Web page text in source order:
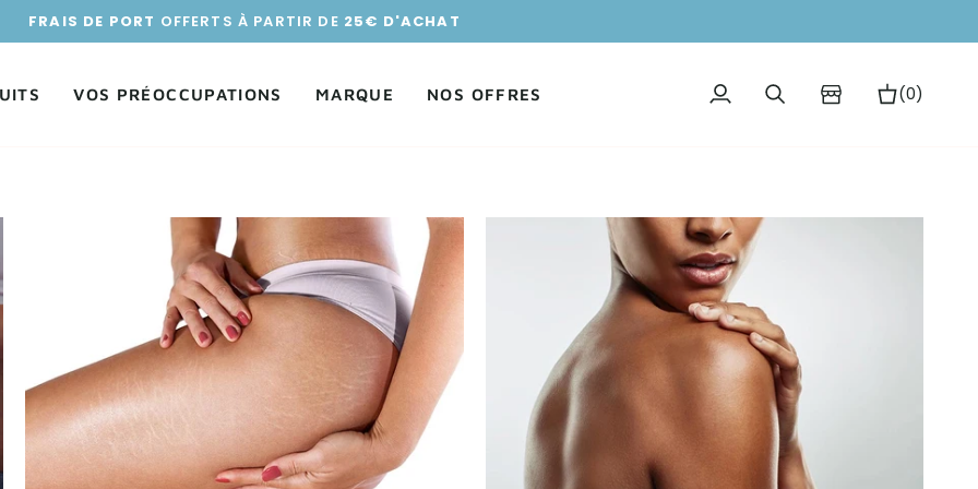
FRAIS DE PORT OFFERTS À PARTIR DE 25€ D'ACHAT
VOS PRÉOCCUPATIONS MARQUE NOS OFFRES
Mon
Recherche Panier
(0)